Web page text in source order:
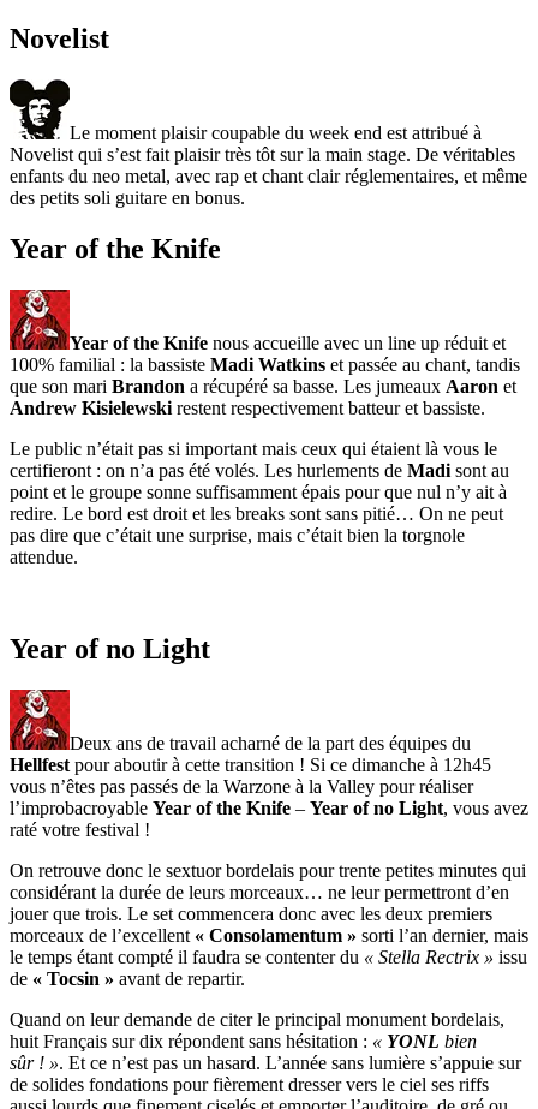
Novelist
Le moment plaisir coupable du week end est attribué à
Novelist qui s’est fait plaisir très tôt sur la main stage. De véritables
enfants du neo metal, avec rap et chant clair réglementaires, et même
des petits soli guitare en bonus.
Year of the Knife
Year of the Knife nous accueille avec un line up réduit et
100% familial : la bassiste Madi Watkins et passée au chant, tandis
que son mari Brandon a récupéré sa basse. Les jumeaux Aaron et
Andrew Kisielewski restent respectivement batteur et bassiste.
Le public n’était pas si important mais ceux qui étaient là vous le
certifieront : on n’a pas été volés. Les hurlements de Madi sont au
point et le groupe sonne suffisamment épais pour que nul n’y ait à
redire. Le bord est droit et les breaks sont sans pitié… On ne peut
pas dire que c’était une surprise, mais c’était bien la torgnole
attendue.
Year of no Light
Deux ans de travail acharné de la part des équipes du
Hellfest pour aboutir à cette transition ! Si ce dimanche à 12h45
vous n’êtes pas passés de la Warzone à la Valley pour réaliser
l’improbacroyable Year of the Knife – Year of no Light, vous avez
raté votre festival !
On retrouve donc le sextuor bordelais pour trente petites minutes qui
considérant la durée de leurs morceaux… ne leur permettront d’en
jouer que trois. Le set commencera donc avec les deux premiers
morceaux de l’excellent « Consolamentum » sorti l’an dernier, mais
le temps étant compté il faudra se contenter du « Stella Rectrix » issu
de « Tocsin » avant de repartir.
Quand on leur demande de citer le principal monument bordelais,
huit Français sur dix répondent sans hésitation : « YONL bien
sûr ! ». Et ce n’est pas un hasard. L’année sans lumière s’appuie sur
de solides fondations pour fièrement dresser vers le ciel ses riffs